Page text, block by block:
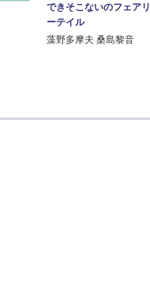
できそこないのフェアリ
ーテイル
藻野多摩夫 桑島黎音